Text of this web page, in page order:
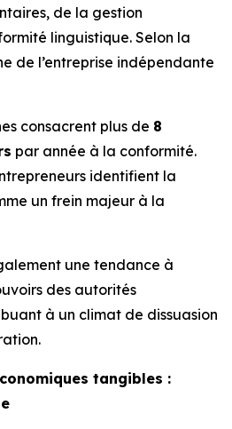
de la gestion
linguistique. Selon la
de l’entreprise indépendante
consacrent plus de 8
par année à la conformité.
identifient la
un frein majeur à la
une tendance à
des autorités
à un climat de dissuasion
tangibles :